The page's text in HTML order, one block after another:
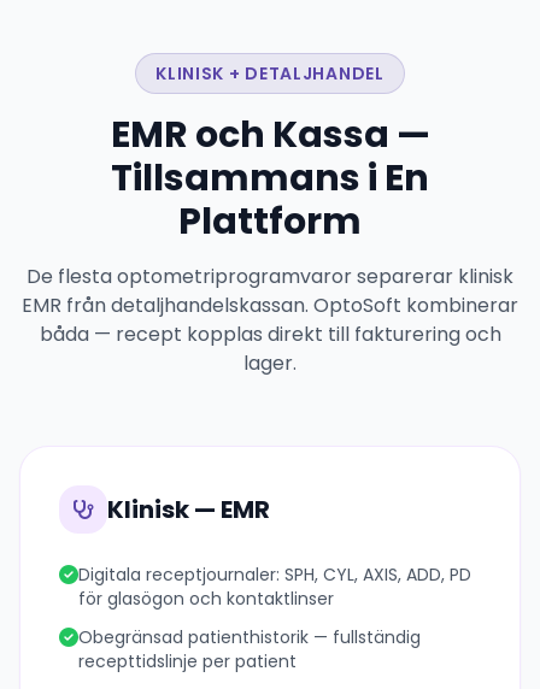
KLINISK + DETALJHANDEL
EMR och Kassa —
Tillsammans i En
Plattform
De flesta optometriprogramvaror separerar klinisk
EMR från detaljhandelskassan. OptoSoft kombinerar
båda — recept kopplas direkt till fakturering och
lager.
Klinisk — EMR
Digitala receptjournaler: SPH, CYL, AXIS, ADD, PD
för glasögon och kontaktlinser
Obegränsad patienthistorik — fullständig
recepttidslinje per patient